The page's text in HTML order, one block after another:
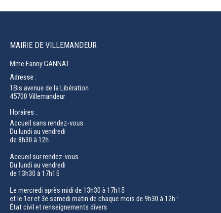
MAIRIE DE VILLEMANDEUR
Mme Fanny GANNAT
Adresse :
1Bis avenue de la Libération
45700 Villemandeur
Horaires :
Accueil sans rendez-vous
Du lundi au vendredi
de 8h30 à 12h
Accueil sur rendez-vous
Du lundi au vendredi
de 13h30 à 17h15
Le mercredi après midi de 13h30 à 17h15
et le 1er et 3e samedi matin de chaque mois de 9h30 à 12h :
État civil et renseignements divers